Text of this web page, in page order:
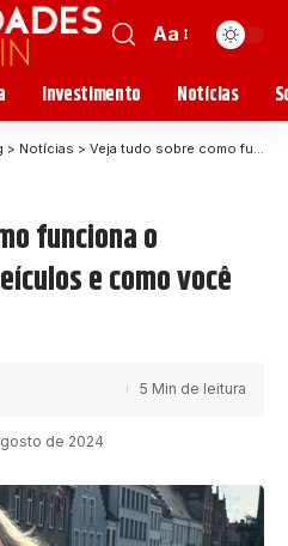
Aa
Investimento Notícias
> Notícias > Veja tudo sobre como funciona o financiamento de veículos e como você pode fazer o seu
funciona o
e como você
de 2024
5 Min de leitura